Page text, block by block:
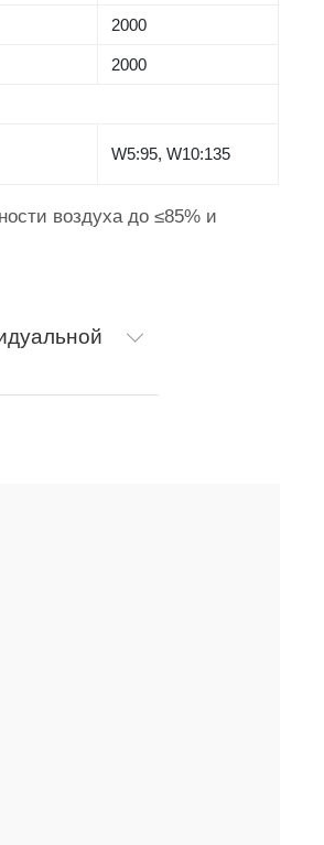
2000
2000
W5:95, W10:135
воздуха до ≤85% и